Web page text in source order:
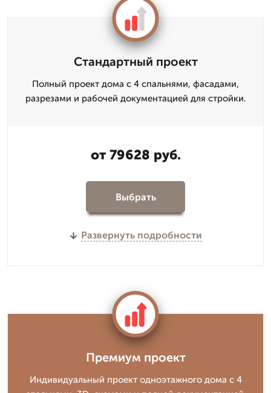
Стандартный проект
Полный проект дома с 4 спальнями, фасадами,
разрезами и рабочей документацией для стройки.
от 79628 руб.
Выбрать
Развернуть подробности
Премиум проект
Индивидуальный проект одноэтажного дома с 4